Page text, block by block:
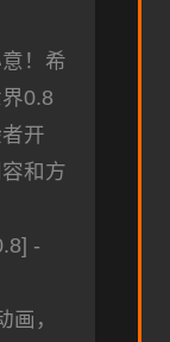
！希
0.8
开
和方
-
，